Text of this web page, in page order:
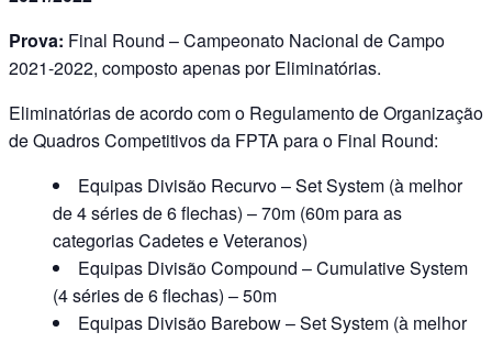
Prova: Final Round – Campeonato Nacional de Campo
2021-2022, composto apenas por Eliminatórias.
Eliminatórias de acordo com o Regulamento de Organização
de Quadros Competitivos da FPTA para o Final Round:
Equipas Divisão Recurvo – Set System (à melhor
de 4 séries de 6 flechas) – 70m (60m para as
categorias Cadetes e Veteranos)
Equipas Divisão Compound – Cumulative System
(4 séries de 6 flechas) – 50m
Equipas Divisão Barebow – Set System (à melhor